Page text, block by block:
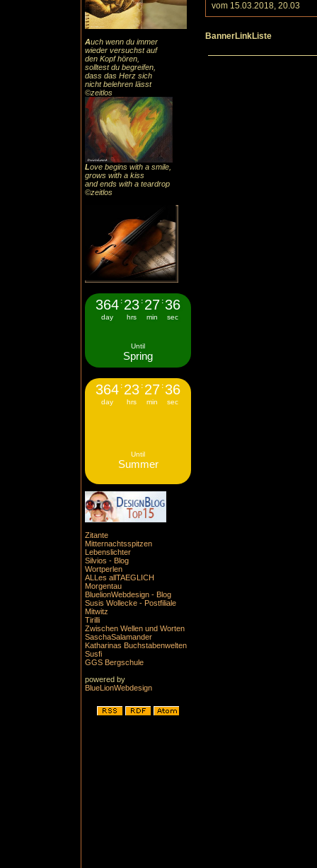
Auch wenn du immer
wieder versuchst auf
den Kopf hören,
solltest du begreifen,
dass das Herz sich
nicht belehren lässt
©zeitlos
Love begins with a smile,
grows with a kiss
and ends with a teardrop
©zeitlos
364
day
: 23
hrs
: 27
min
:34
sec
Until
Spring
364
day
: 23
hrs
: 27
min
:34
sec
Until
Summer
Zitante
Mitternachtsspitzen
Lebenslichter
Silvios - Blog
Wortperlen
ALLes allTAEGLICH
Morgentau
BluelionWebdesign - Blog
Susis Wollecke - Postfiliale
Mitwitz
Tirilli
Zwischen Wellen und Worten
SaschaSalamander
Katharinas Buchstabenwelten
Susfi
GGS Bergschule
powered by
BlueLionWebdesign
vom 15.03.2018, 20.03
BannerLinkListe